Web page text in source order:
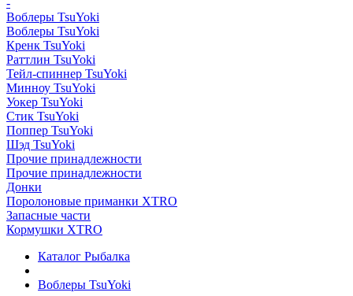
-
Воблеры TsuYoki
Воблеры TsuYoki
Кренк TsuYoki
Раттлин TsuYoki
Тейл-спиннер TsuYoki
Минноу TsuYoki
Уокер TsuYoki
Стик TsuYoki
Поппер TsuYoki
Шэд TsuYoki
Прочие принадлежности
Прочие принадлежности
Донки
Поролоновые приманки XTRO
Запасные части
Кормушки XTRO
Каталог Рыбалка
Воблеры TsuYoki